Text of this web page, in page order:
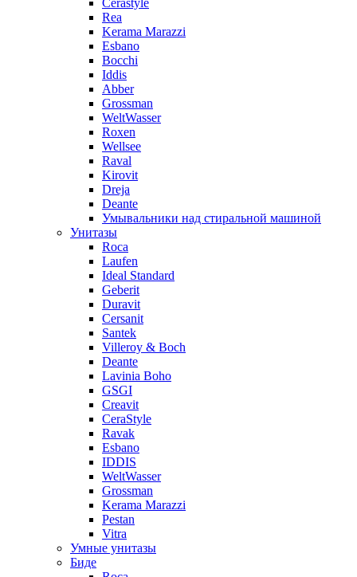
Cerastyle
Rea
Kerama Marazzi
Esbano
Bocchi
Iddis
Abber
Grossman
WeltWasser
Roxen
Wellsee
Raval
Kirovit
Dreja
Deante
Умывальники над стиральной машиной
Унитазы
Roca
Laufen
Ideal Standard
Geberit
Duravit
Cersanit
Santek
Villeroy & Boch
Deante
Lavinia Boho
GSGI
Creavit
CeraStyle
Ravak
Esbano
IDDIS
WeltWasser
Grossman
Kerama Marazzi
Pestan
Vitra
Умные унитазы
Биде